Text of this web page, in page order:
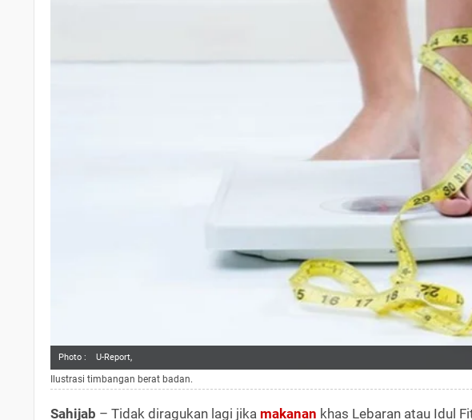
Photo : U-Report,
Ilustrasi timbangan berat badan.
Sahijab – Tidak diragukan lagi jika makanan khas Lebaran atau Idul